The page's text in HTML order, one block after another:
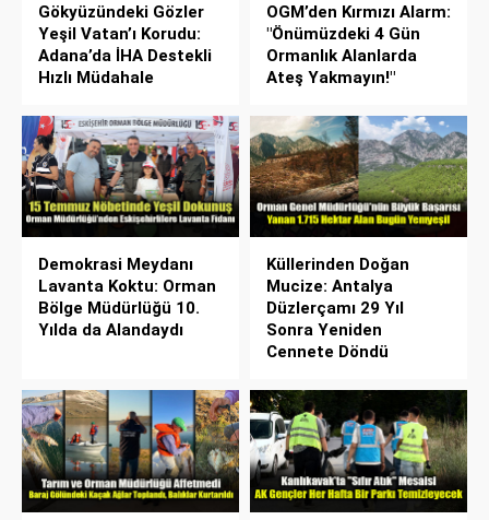
Gökyüzündeki Gözler
Yeşil Vatan’ı Korudu:
Adana’da İHA Destekli
Hızlı Müdahale
OGM’den Kırmızı Alarm:
"Önümüzdeki 4 Gün
Ormanlık Alanlarda
Ateş Yakmayın!"
Demokrasi Meydanı
Lavanta Koktu: Orman
Bölge Müdürlüğü 10.
Yılda da Alandaydı
Küllerinden Doğan
Mucize: Antalya
Düzlerçamı 29 Yıl
Sonra Yeniden
Cennete Döndü